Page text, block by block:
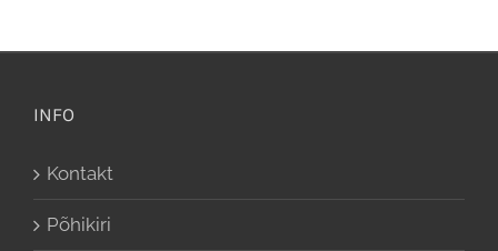
INFO
Kontakt
Põhikiri